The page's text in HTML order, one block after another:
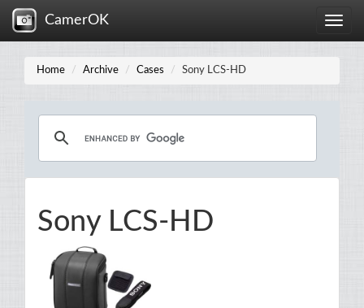
Toggle
CamerOK
Home Archive Cases Sony LCS-HD
Sony LCS-HD